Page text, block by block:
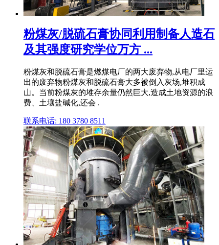
粉煤灰/脱硫石膏协同利用制备人造石
及其强度研究学位万方 ...
粉煤灰和脱硫石膏是燃煤电厂的两大废弃物,从电厂里运
出的废弃物粉煤灰和脱硫石膏大多被倒入灰场,堆积成
山。当前粉煤灰的堆存余量仍然巨大,造成土地资源的浪
费、土壤盐碱化,还会 .
联系电话: 180 3780 8511